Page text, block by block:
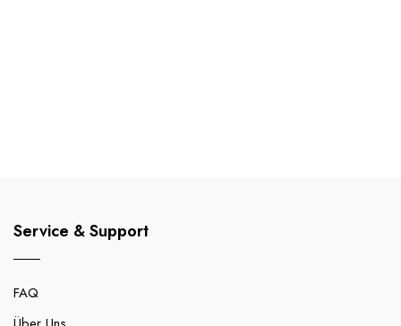
Service & Support
FAQ